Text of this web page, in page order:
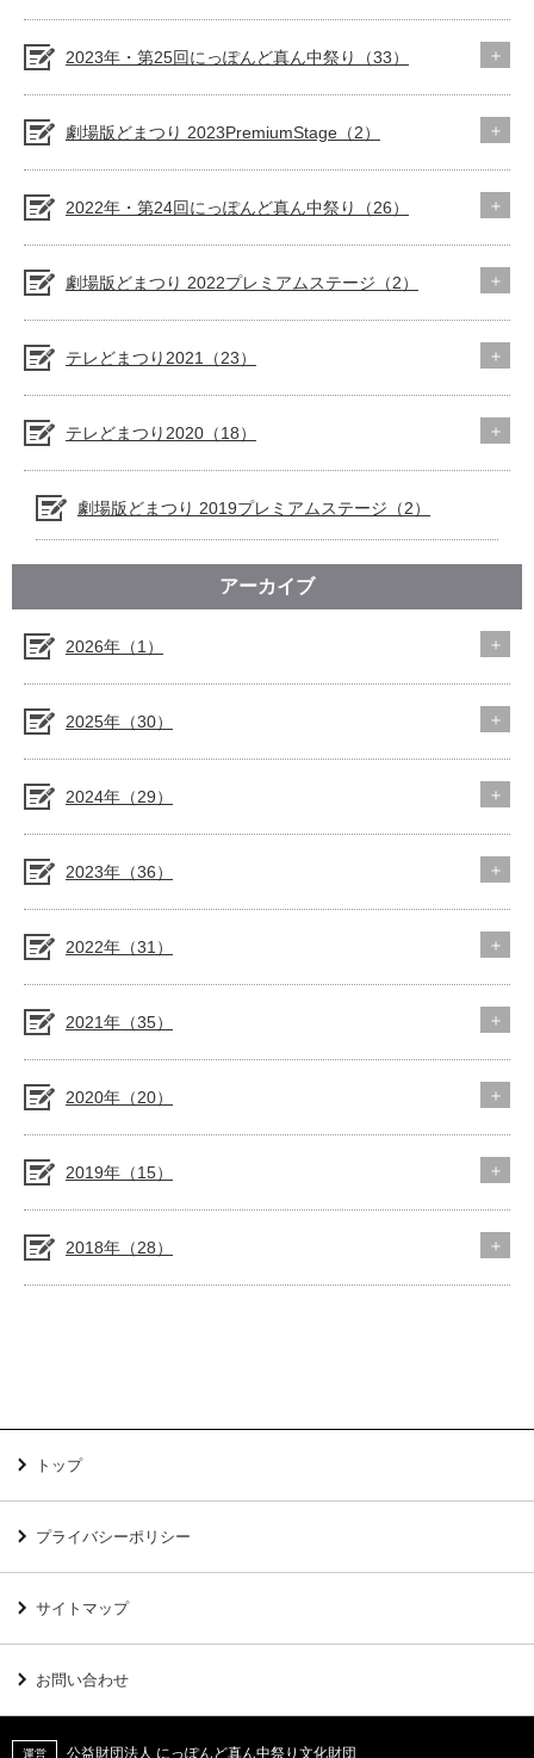
2023年・第25回にっぽんど真ん中祭り（33）
劇場版どまつり 2023PremiumStage（2）
2022年・第24回にっぽんど真ん中祭り（26）
劇場版どまつり 2022プレミアムステージ（2）
テレどまつり2021（23）
テレどまつり2020（18）
劇場版どまつり 2019プレミアムステージ（2）
アーカイブ
2026年（1）
2025年（30）
2024年（29）
2023年（36）
2022年（31）
2021年（35）
2020年（20）
2019年（15）
2018年（28）
トップ
プライバシーポリシー
サイトマップ
お問い合わせ
運営 公益財団法人 にっぽんど真ん中祭り文化財団